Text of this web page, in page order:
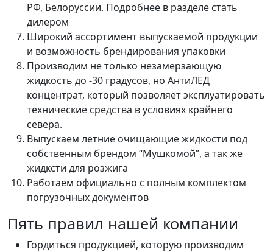
РФ, Белоруссии. Подробнее в разделе стать
дилером
Широкий ассортимент выпускаемой продукции
и возможность брендирования упаковки
Производим не только незамерзающую
жидкость до -30 градусов, но АнтиЛЕД
концентрат, который позволяет эксплуатировать
технические средства в условиях крайнего
севера.
Выпускаем летние очищающие жидкости под
собственным брендом “Мушкомой”, а так же
жидксти для розжига
Работаем официально с полным комплектом
погрузочных документов
Пять правил нашей компании
Гордиться продукцией, которую производим